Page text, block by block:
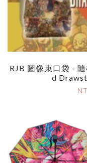
RJB 圖像束口袋 -
D